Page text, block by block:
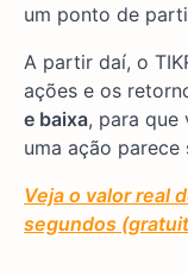
um ponto de
A partir daí, o
ações e os
e baixa, para que
uma ação parece
Veja o valor real
segundos